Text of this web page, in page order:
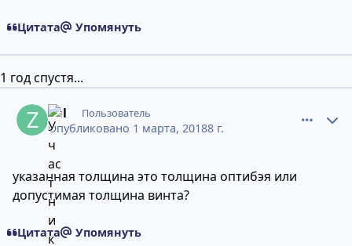
Цитата Упомянуть
1 год спустя...
zul Пользователь
Опубликовано 1 марта, 20188 г.
указанная толщина это толщина оптибэя или
допустимая толщина винта?
Цитата Упомянуть